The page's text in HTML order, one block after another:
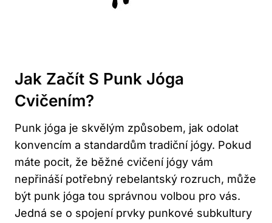
Jak Začít S Punk Jóga
Cvičením?
Punk jóga⁢ je skvělým ‌způsobem, jak odolat
konvencím a​ standardům tradiční jógy. Pokud
máte pocit, že běžné cvičení ​jógy‍ vám
nepřináší potřebný rebelantský rozruch, může
být punk jóga tou správnou​ volbou pro vás.‌
Jedná ‍se o⁢ spojení prvky‌ punkové subkultury‌